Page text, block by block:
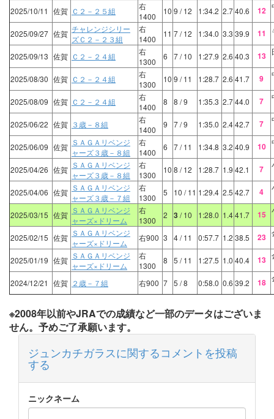
2025/10/11 佐賀 Ｃ２－２５組
右
1400
10 9 / 12 1:34.2 2.740.6 12
2025/09/27 佐賀 チャレンジシリー
ズＣ２－２３組
右
1400
11 7/ 12 1:34.0 3.3 39.9 11
2025/09/13 佐賀 Ｃ２－２４組
右
1300
6 7/ 10 1:27.9 2.6 40.3 13
2025/08/30 佐賀 Ｃ２－２４組
右
1300
10 9 / 11 1:28.7 2.6 41.7 9
2025/08/09 佐賀 Ｃ２－２４組
右
1400
8 8 / 9 1:35.3 2.744.0 7
2025/06/22 佐賀 ３歳－８組
右
1400
9 7/ 9 1:35.0 2.442.7 7
2025/06/09 佐賀 ＳＡＧＡリベンジ
ャーズ３歳－８組
右
1400
6 7/ 11 1:34.8 3.2 40.9 10
2025/04/26 佐賀 ＳＡＧＡリベンジ
ャーズ３歳－８組
右
1300
10 8 / 12 1:28.7 1.9 42.1 7
2025/04/06 佐賀 ＳＡＧＡリベンジ
ャーズ３歳－７組
右
1300
5 10 / 11 1:29.4 2.5 42.7 4
2025/03/15 佐賀 ＳＡＧＡリベンジ
ャーズ×ドリーム
右
1300
2 3/ 10 1:28.0 1.441.7 15
2025/02/15 佐賀 ＳＡＧＡリベンジ
ャーズ×ドリーム
右900 3 4/ 11 0:57.7 1.2 38.5 23
2025/01/19 佐賀 ＳＡＧＡリベンジ
ャーズ×ドリーム
右
1300
8 5 / 11 1:27.5 1.0 40.4 13
2024/12/21 佐賀 ２歳－７組 右900 7 5 / 8 0:58.0 0.6 39.2 18
※2008年以前やJRAでの成績など一部のデータはございま
せん。予めご了承願います。
ジュンカチガラスに関するコメントを投稿
する
ニックネーム